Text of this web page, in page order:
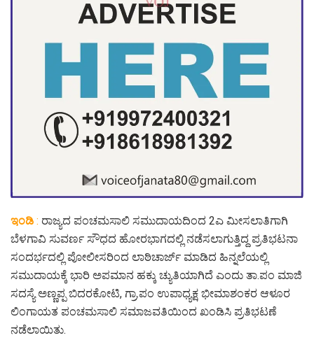
ಇಂಡಿ : ರಾಜ್ಯದ ಪಂಚಮಸಾಲಿ ಸಮುದಾಯದಿಂದ 2ಎ ಮೀಸಲಾತಿಗಾಗಿ
ಬೆಳಗಾವಿ ಸುವರ್ಣ ಸೌಧದ ಹೋರಭಾಗದಲ್ಲಿ ನಡೆಸಲಾಗುತ್ತಿದ್ದ ಪ್ರತಿಭಟನಾ
ಸಂದರ್ಭದಲ್ಲಿ ಪೋಲೀಸರಿಂದ ಲಾಠಿಚಾರ್ಜ್ ಮಾಡಿದ ಹಿನ್ನಲೆಯಲ್ಲಿ
ಸಮುದಾಯಕ್ಕೆ ಭಾರಿ ಅಪಮಾನ ಹಕ್ಕು ಚ್ಯುತಿಯಾಗಿದೆ ಎಂದು ತಾ.ಪಂ ಮಾಜಿ
ಸದಸ್ಯೆ ಅಣ್ಣಪ್ಪ ಬಿದರಕೋಟಿ, ಗ್ರಾ.ಪಂ ಉಪಾಧ್ಯಕ್ಷ ಭೀಮಾಶಂಕರ ಆಳೂರ
ಲಿಂಗಾಯತ ಪಂಚಮಸಾಲಿ ಸಮಾಜವತಿಯಿಂದ ಖಂಡಿಸಿ ಪ್ರತಿಭಟಣೆ
ನಡೆಲಾಯಿತು.